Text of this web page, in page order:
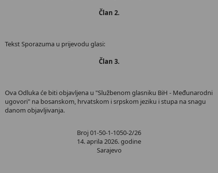
Član 2.
Tekst Sporazuma u prijevodu glasi:
Član 3.
Ova Odluka će biti objavljena u "Službenom glasniku BiH - Međunarodni
ugovori" na bosanskom, hrvatskom i srpskom jeziku i stupa na snagu
danom objavljivanja.
Broj 01-50-1-1050-2/26
14. aprila 2026. godine
Sarajevo